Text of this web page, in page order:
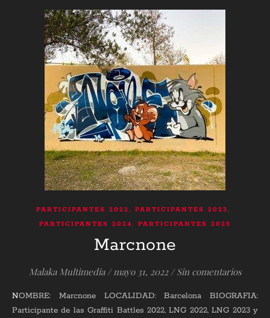
PARTICIPANTES 2022, PARTICIPANTES 2023,
PARTICIPANTES 2024, PARTICIPANTES 2025
Marcnone
Malaka Multimedia / mayo 31, 2022 / Sin comentarios
NOMBRE: Marcnone LOCALIDAD: Barcelona BIOGRAFIA:
Participante de las Graffiti Battles 2022, LNG 2022, LNG 2023 y